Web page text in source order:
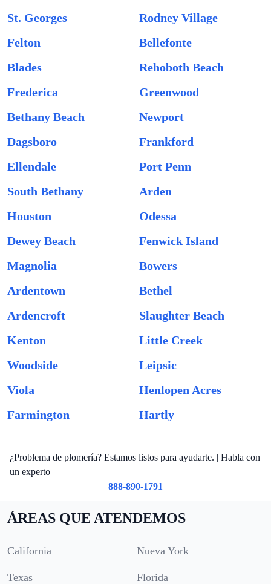
St. Georges
Rodney Village
Felton
Bellefonte
Blades
Rehoboth Beach
Frederica
Greenwood
Bethany Beach
Newport
Dagsboro
Frankford
Ellendale
Port Penn
South Bethany
Arden
Houston
Odessa
Dewey Beach
Fenwick Island
Magnolia
Bowers
Ardentown
Bethel
Ardencroft
Slaughter Beach
Kenton
Little Creek
Woodside
Leipsic
Viola
Henlopen Acres
Farmington
Hartly
¿Problema de plomería? Estamos listos para ayudarte. | Habla con
un experto
888-890-1791
ÁREAS QUE ATENDEMOS
California Nueva York
Texas Florida